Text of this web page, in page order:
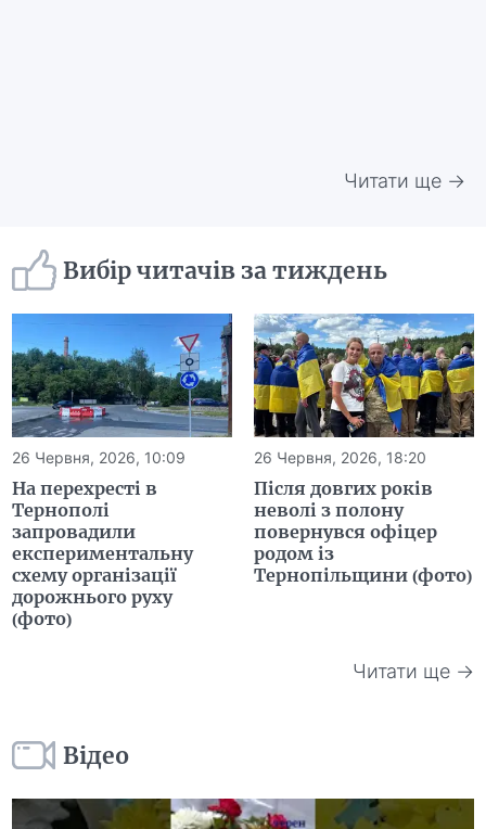
Читати ще →
Вибір читачів за тиждень
26 Червня, 2026, 10:09
На перехресті в
Тернополі
запровадили
експериментальну
схему організації
дорожнього руху
(фото)
26 Червня, 2026, 18:20
Після довгих років
неволі з полону
повернувся офіцер
родом із
Тернопільщини (фото)
Читати ще →
Відео